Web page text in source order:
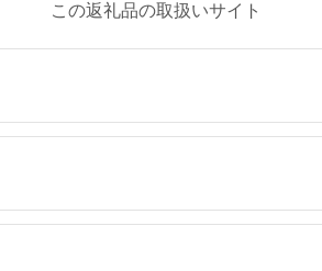
この返礼品の取扱いサイト